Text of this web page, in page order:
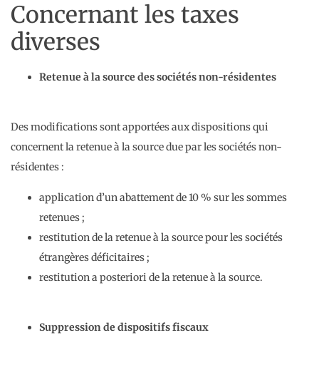
Concernant les taxes
diverses
Retenue à la source des sociétés non-résidentes
Des modifications sont apportées aux dispositions qui
concernent la retenue à la source due par les sociétés non-
résidentes :
application d’un abattement de 10 % sur les sommes
retenues ;
restitution de la retenue à la source pour les sociétés
étrangères déficitaires ;
restitution a posteriori de la retenue à la source.
Suppression de dispositifs fiscaux